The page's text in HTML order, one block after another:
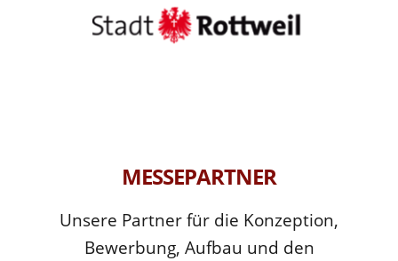
MESSEPARTNER
Unsere Partner für die Konzeption,
Bewerbung, Aufbau und den